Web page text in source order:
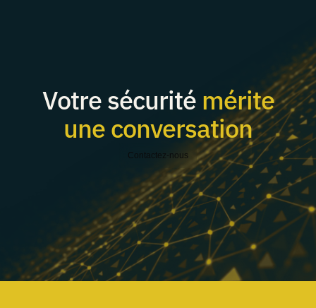
Votre sécurité mérite
une conversation
Contactez-nous